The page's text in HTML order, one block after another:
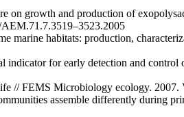
on growth and production of
marine habitats: production,
for early detection and
// FEMS Microbiology ecology.
assemble differently during